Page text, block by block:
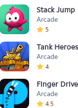
Stack Jump
Arcade
5
Tank Heroes
Arcade
4
Finger
Arcade
4.5